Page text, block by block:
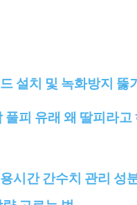
설치 및 녹화방지 뚫기
풀피 유래 왜 딸피라고
시간 간수치 관리 성